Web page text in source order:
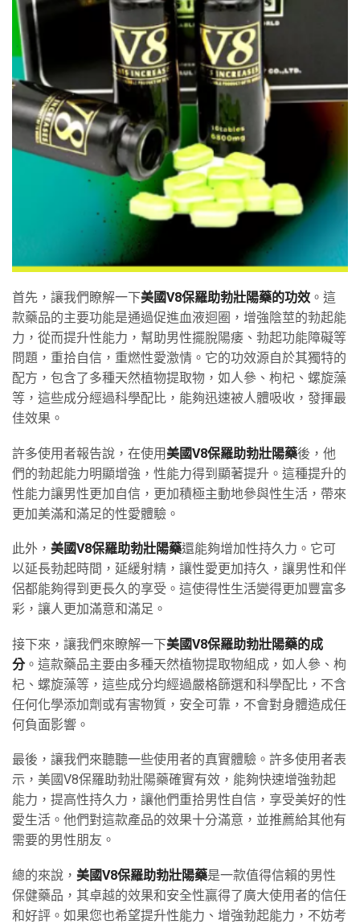
首先，讓我們瞭解一下美國V8保羅助勃壯陽藥的功效 。這
款藥品的主要功能是通過促進血液迴圈，增強陰莖的勃起能
力，從而提升性能力，幫助男性擺脫陽痿、勃起功能障礙等
問題，重拾自信，重燃性愛激情。它的功效源自於其獨特的
配方，包含了多種天然植物提取物，如人參、枸杞、螺旋藻
等，這些成分經過科學配比，能夠迅速被人體吸收，發揮最
佳效果。
許多使用者報告說，在使用美國V8保羅助勃壯陽藥後，他
們的勃起能力明顯增強，性能力得到顯著提升。這種提升的
性能力讓男性更加自信，更加積極主動地參與性生活，帶來
更加美滿和滿足的性愛體驗。
此外， 美國V8保羅助勃壯陽藥還能夠增加性持久力。它可
以延長勃起時間，延緩射精，讓性愛更加持久，讓男性和伴
侶都能夠得到更長久的享受。這使得性生活變得更加豐富多
彩，讓人更加滿意和滿足。
接下來，讓我們來瞭解一下美國V8保羅助勃壯陽藥的成
分。這款藥品主要由多種天然植物提取物組成，如人參、枸
杞、螺旋藻等，這些成分均經過嚴格篩選和科學配比，不含
任何化學添加劑或有害物質，安全可靠，不會對身體造成任
何負面影響。
最後，讓我們來聽聽一些使用者的真實體驗。許多使用者表
示，美國V8保羅助勃壯陽藥確實有效，能夠快速增強勃起
能力，提高性持久力，讓他們重拾男性自信，享受美好的性
愛生活。他們對這款產品的效果十分滿意，並推薦給其他有
需要的男性朋友。
總的來說， 美國V8保羅助勃壯陽藥是一款值得信賴的男性
保健藥品，其卓越的效果和安全性贏得了廣大使用者的信任
和好評。如果您也希望提升性能力、增強勃起能力，不妨考